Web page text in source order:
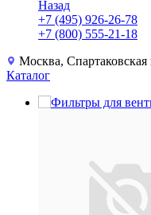
Назад
+7 (495) 926-26-78
+7 (800) 555-21-18
Москва,
Каталог